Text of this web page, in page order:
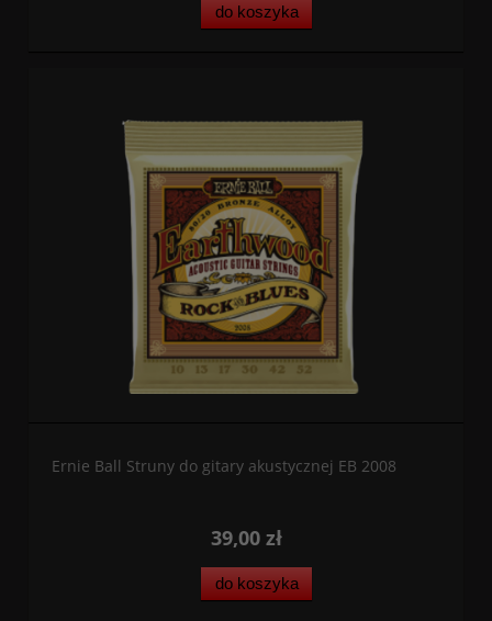
do koszyka
Ernie Ball Struny do gitary akustycznej EB 2008
39,00 zł
do koszyka